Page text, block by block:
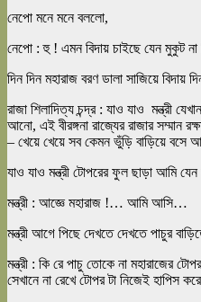
নেপো মনে মনে বললো,
নেপো : হু ! এমন বিদায় চাইছে যেন মুকুট
দিন দিন মহারাজ বরণ ডালা সাজিয়ে বিদায়
রাজা শিলাদিত্য চন্দ্র : যাও যাও মন্ত্রী
আনো, এই বীরঙ্গনা রাজ্যের রাজার সম্মান
– খেয়ে খেয়ে সব কেমন ভুঁড়ি বাড়িয়ে বসে
যাও যাও মন্ত্রী টোপরের ফুল ছাড়া আমি
মন্ত্রী : আজ্ঞে মহারাজ !… আমি আসি…
মন্ত্রী আগে পিছে দেখতে দেখতে পাচুর
মন্ত্রী : কি রে পাচু তোকে না মহারাজের
সেখানে না রেখে টোপর টা নিজেই হাপিস